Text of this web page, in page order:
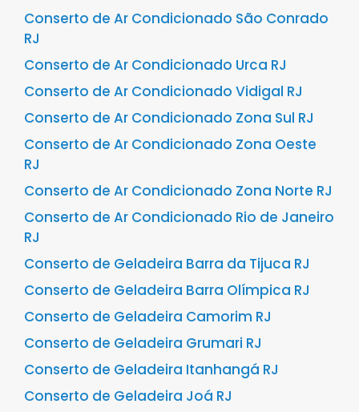
Conserto de Ar Condicionado São Conrado
RJ
Conserto de Ar Condicionado Urca RJ
Conserto de Ar Condicionado Vidigal RJ
Conserto de Ar Condicionado Zona Sul RJ
Conserto de Ar Condicionado Zona Oeste
RJ
Conserto de Ar Condicionado Zona Norte RJ
Conserto de Ar Condicionado Rio de Janeiro
RJ
Conserto de Geladeira Barra da Tijuca RJ
Conserto de Geladeira Barra Olímpica RJ
Conserto de Geladeira Camorim RJ
Conserto de Geladeira Grumari RJ
Conserto de Geladeira Itanhangá RJ
Conserto de Geladeira Joá RJ